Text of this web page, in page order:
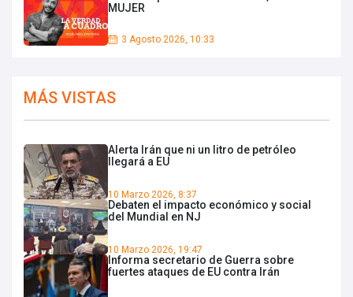
MUJER
3 Agosto 2026, 10:33
MÁS VISTAS
Alerta Irán que ni un litro de petróleo
llegará a EU
10 Marzo 2026, 8:37
Debaten el impacto económico y social
del Mundial en NJ
10 Marzo 2026, 19:47
Informa secretario de Guerra sobre
fuertes ataques de EU contra Irán